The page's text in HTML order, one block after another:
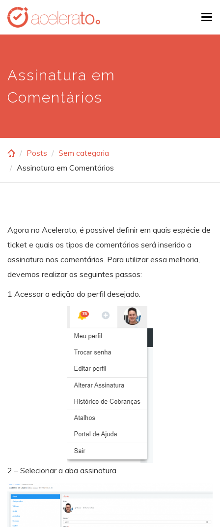
Skip
main
Assinatura em
Comentários
Posts
Sem categoria
Assinatura em Comentários
Agora no Acelerato, é possível definir em quais espécie de
ticket e quais os tipos de comentários será inserido a
assinatura nos comentários. Para utilizar essa melhoria,
devemos realizar os seguintes passos:
1 Acessar a edição do perfil desejado.
2 – Selecionar a aba assinatura